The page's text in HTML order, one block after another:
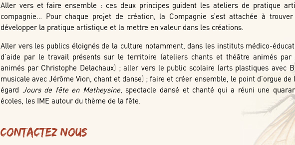
Aller vers et faire ensemble : ces deux principes guident les ateliers de pratique
compagnie… Pour chaque projet de création, la Compagnie s’est attachée à
développer la pratique artistique et la mettre en valeur dans les créations.
Aller vers les publics éloignés de la culture notamment, dans les instituts médico-
d’aide par le travail présents sur le territoire (ateliers chants et théâtre animés par
animés par Christophe Delachaux) ; aller vers le public scolaire (arts plastiques avec
musicale avec Jérôme Vion, chant et danse) ; faire et créer ensemble, le point d’orgue
égard Jours de fête en Matheysine, spectacle dansé et chanté qui a réuni une
écoles, les IME autour du thème de la fête.
Contactez nous